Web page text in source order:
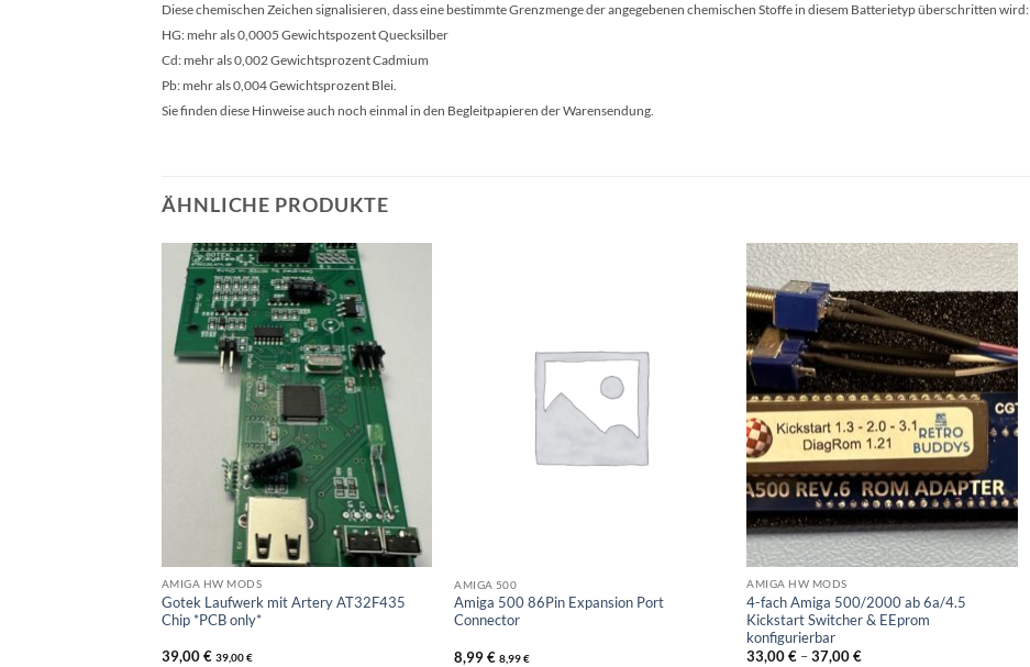
Diese chemischen Zeichen signalisieren, dass eine bestimmte Grenzmenge der angegebenen chemischen Stoffe in diesem Batterietyp überschritten wird:
HG: mehr als 0,0005 Gewichtspozent Quecksilber
Cd: mehr als 0,002 Gewichtsprozent Cadmium
Pb: mehr als 0,004 Gewichtsprozent Blei.
Sie finden diese Hinweise auch noch einmal in den Begleitpapieren der Warensendung.
ÄHNLICHE PRODUKTE
AMIGA HW MODS
Gotek Laufwerk mit Artery AT32F435
Chip *PCB only*
39,00€ 39,00€
AMIGA 500
Amiga 500 86Pin Expansion Port
Connector
8,99€ 8,99€
AMIGA HW MODS
4-fach Amiga 500/2000 ab 6a/4.5
Kickstart Switcher & EEprom
konfigurierbar
33,00€ –37,00€